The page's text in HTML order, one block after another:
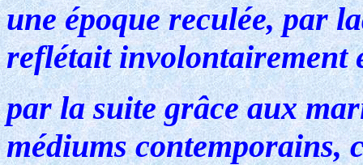
une époque reculée, par
reflétait involontairement
par la suite grâce aux
médiums contemporains,